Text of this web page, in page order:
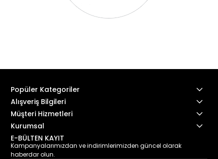
Popüler Kategoriler
Alışveriş Bilgileri
Müşteri Hizmetleri
Kurumsal
E-BÜLTEN KAYIT
Kampanyalarımızdan ve indirimlerimizden güncel olarak
haberdar olun.